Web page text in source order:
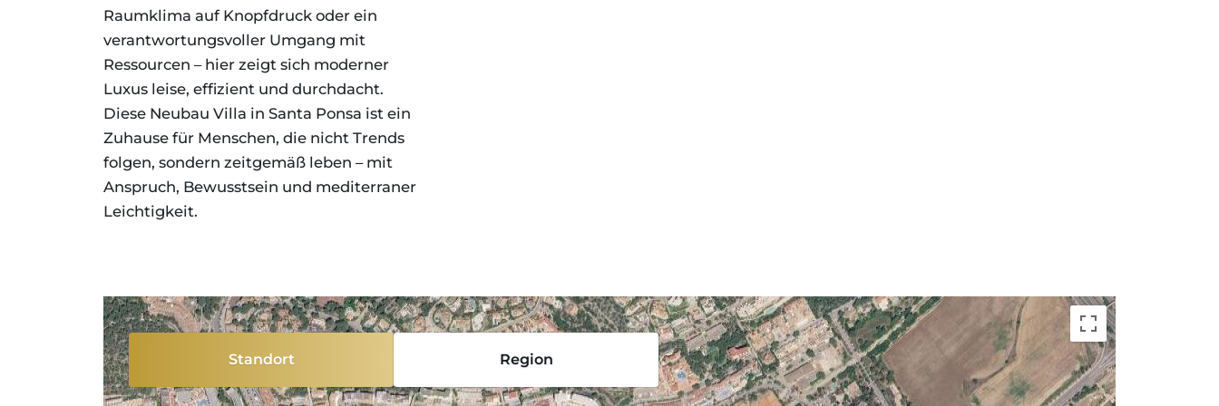
Raumklima auf Knopfdruck oder ein
verantwortungsvoller Umgang mit
Ressourcen – hier zeigt sich moderner
Luxus leise, effizient und durchdacht.
Diese Neubau Villa in Santa Ponsa ist ein
Zuhause für Menschen, die nicht Trends
folgen, sondern zeitgemäß leben – mit
Anspruch, Bewusstsein und mediterraner
Leichtigkeit.
Standort Region